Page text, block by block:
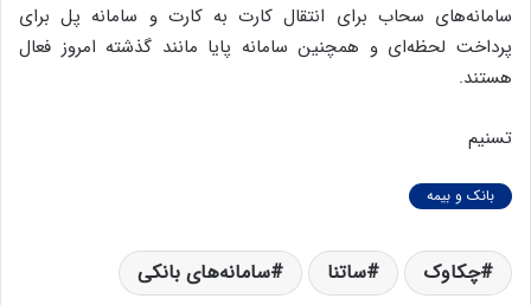
سامانه‌های سحاب برای انتقال کارت به کارت و سامانه پل برای
پرداخت لحظه‌ای و همچنین سامانه پایا مانند گذشته امروز فعال
هستند.
تسنیم
بانک و بیمه
چکاوک ساتنا سامانه‌های بانکی